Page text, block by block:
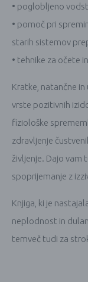
• poglobljeno
• pomoč pri
starih sistemov
• tehnike za očete
Kratke, natančne
vrste pozitivnih
fiziološke
zdravljenje
življenje. Dajo vam
spoprijemanje z
Knjiga, ki je
neplodnost in
temveč tudi za